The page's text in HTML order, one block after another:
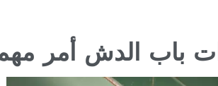
باب الدش أمر